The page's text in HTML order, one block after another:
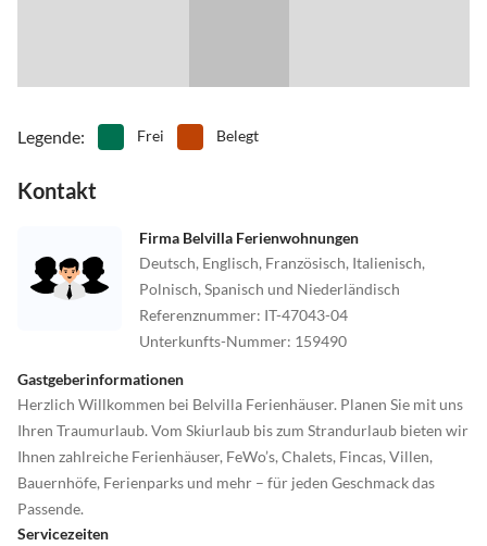
Legende: Frei Belegt
Kontakt
Firma Belvilla Ferienwohnungen
Deutsch, Englisch, Französisch, Italienisch,
Polnisch, Spanisch und Niederländisch
Referenznummer: IT-47043-04
Unterkunfts-Nummer: 159490
Gastgeberinformationen
Herzlich Willkommen bei Belvilla Ferienhäuser. Planen Sie mit uns
Ihren Traumurlaub. Vom Skiurlaub bis zum Strandurlaub bieten wir
Ihnen zahlreiche Ferienhäuser, FeWo’s, Chalets, Fincas, Villen,
Bauernhöfe, Ferienparks und mehr – für jeden Geschmack das
Passende.
Servicezeiten